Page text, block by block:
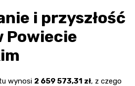
i przyszłość
Powiecie
wynosi 2 659 573,31 zł, z czego